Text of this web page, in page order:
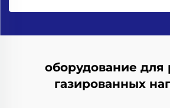
оборудование для
газированных